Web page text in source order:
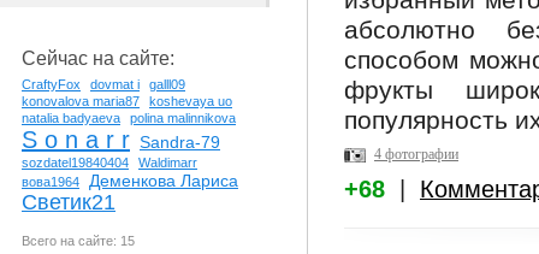
абсолютно
способом
фрукты
популярность
4 фотографии
+68
Сейчас на сайте:
CraftyFox dovmat i
galll09
konovalova maria87
koshevaya uo
natalia badyaeva
polina malinnikova
S o n a r r Sandra-79
sozdatel19840404
Waldimarr
вова1964
Деменкова Лариса
Светик21
Всего на сайте: 15